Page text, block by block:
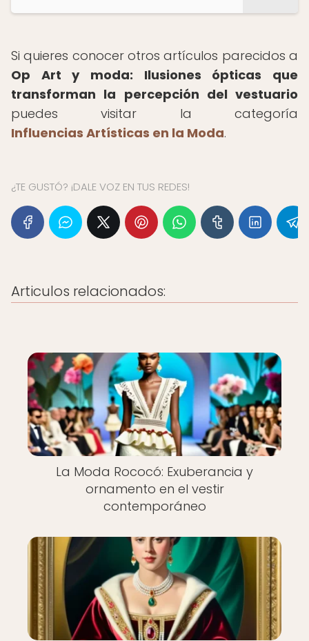
Si quieres conocer otros artículos parecidos a
Op Art y moda: Ilusiones ópticas que
transforman la percepción del vestuario
puedes visitar la categoría
Influencias Artísticas en la Moda.
¿TE GUSTÓ? ¡DALE VOZ EN TUS REDES!
Articulos relacionados:
La Moda Rococó: Exuberancia y
ornamento en el vestir
contemporáneo